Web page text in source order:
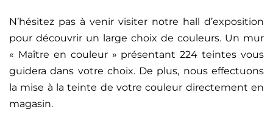
N’hésitez pas à venir visiter notre hall d’exposition
pour découvrir un large choix de couleurs. Un mur
« Maître en couleur » présentant 224 teintes vous
guidera dans votre choix. De plus, nous effectuons
la mise à la teinte de votre couleur directement en
magasin.